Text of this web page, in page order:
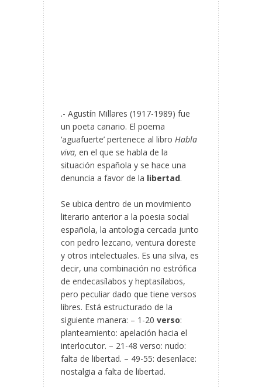
.- Agustín Millares (1917-1989) fue
un poeta canario. El poema
‘aguafuerte’ pertenece al libro Habla
viva, en el que se habla de la
situación española y se hace una
denuncia a favor de la libertad.
Se ubica dentro de un movimiento
literario anterior a la poesia social
española, la antologia cercada junto
con pedro lezcano, ventura doreste
y otros intelectuales. Es una silva, es
decir, una combinación no estrófica
de endecasílabos y heptasílabos,
pero peculiar dado que tiene versos
libres. Está estructurado de la
siguiente manera: – 1-20 verso:
planteamiento: apelación hacia el
interlocutor. – 21-48 verso: nudo:
falta de libertad. – 49-55: desenlace:
nostalgia a falta de libertad.